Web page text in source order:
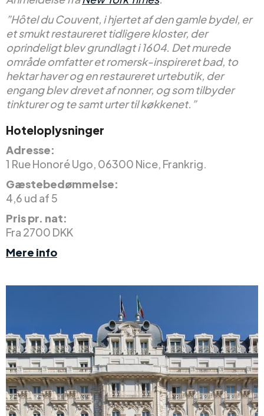
”Hôtel du Couvent, i hjertet af den gamle bydel, er
et smukt restaureret tidligere kloster, der
oprindeligt blev grundlagt i 1604. Det murede
område omfatter et romersk-inspireret bad, to
hektar haver og en restaureret urtebutik, der
engang blev drevet af nonner, og som tilbyder
tinkturer og te samt urter til køkkenet.”
Hoteloplysninger
Adresse:
1 Rue Honoré Ugo, 06300 Nice, Frankrig.
Gæstebedømmelse:
4,6 ud af 5
Pris pr. nat:
Fra 2700 DKK
Mere info